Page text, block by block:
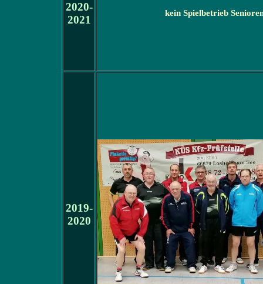
2020-
2021
kein Spielbetrieb
2019-
2020